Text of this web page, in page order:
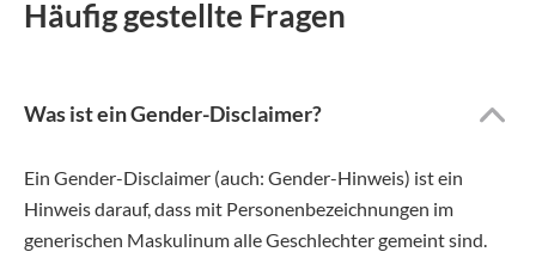
Häufig gestellte Fragen
Was ist ein Gender-Disclaimer?
Ein Gender-Disclaimer (auch: Gender-Hinweis) ist ein
Hinweis darauf, dass mit Personenbezeichnungen im
generischen Maskulinum alle Geschlechter gemeint sind.